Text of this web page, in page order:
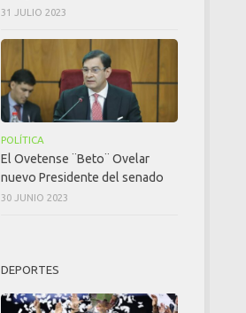
31 JULIO 2023
POLÍTICA
El Ovetense ¨Beto¨ Ovelar
nuevo Presidente del senado
30 JUNIO 2023
DEPORTES